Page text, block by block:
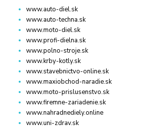
www.auto-diel.sk
www.auto-techna.sk
www.moto-diel.sk
www.profi-dielna.sk
www.polno-stroje.sk
www.krby-kotly.sk
www.stavebnictvo-online.sk
www.maxiobchod-naradie.sk
www.moto-prislusenstvo.sk
www.firemne-zariadenie.sk
www.nahradnediely.online
www.uni-zdrav.sk